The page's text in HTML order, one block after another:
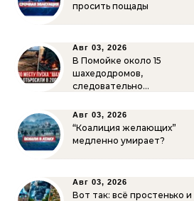
просить пощады
Авг 03, 2026
В Помойке около 15
шахедодромов,
следовательно…
Авг 03, 2026
“Коалиция желающих”
медленно умирает?
Авг 03, 2026
Вот так: всё простенько и